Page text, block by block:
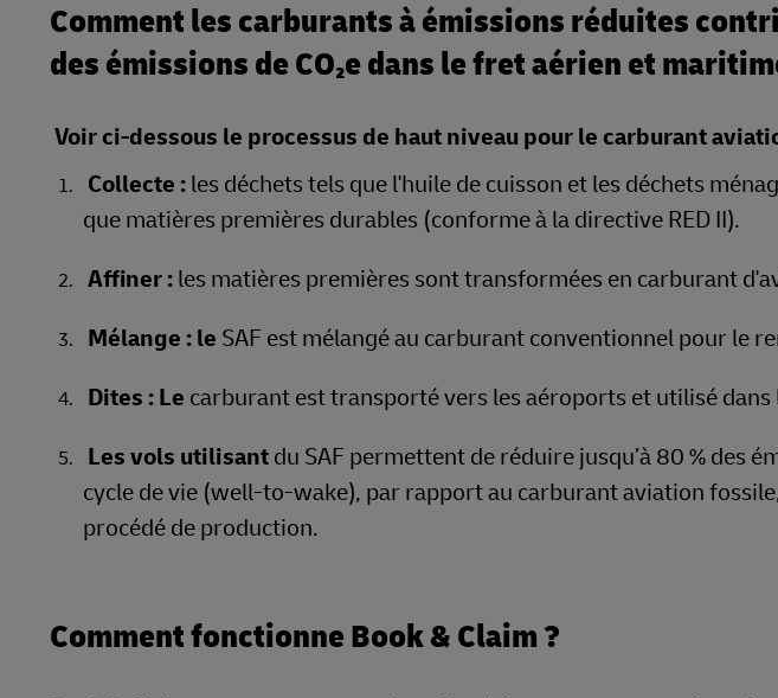
Comment les carburants à émissions réduites
des émissions de CO₂e dans le fret aérien et
Voir ci-dessous le processus de haut niveau pour le carburant
Collecte : les déchets tels que l'huile de cuisson et les déchets
que matières premières durables (conforme à la directive RED II).
Affiner : les matières premières sont transformées en carburant
Mélange : le SAF est mélangé au carburant conventionnel pour le
Dites : Le carburant est transporté vers les aéroports et utilisé dans
Les vols utilisant du SAF permettent de réduire jusqu’à 80 % des
cycle de vie (well‑to‑wake), par rapport au carburant aviation
procédé de production.
Comment fonctionne Book & Claim ?